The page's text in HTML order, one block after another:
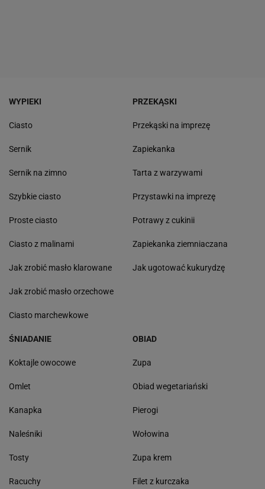
WYPIEKI
Ciasto
Sernik
Sernik na zimno
Szybkie ciasto
Proste ciasto
Ciasto z malinami
Jak zrobić masło klarowane
Jak zrobić masło orzechowe
Ciasto marchewkowe
PRZEKĄSKI
Przekąski na imprezę
Zapiekanka
Tarta z warzywami
Przystawki na imprezę
Potrawy z cukinii
Zapiekanka ziemniaczana
Jak ugotować kukurydzę
ŚNIADANIE
Koktajle owocowe
Omlet
Kanapka
Naleśniki
Tosty
Racuchy
OBIAD
Zupa
Obiad wegetariański
Pierogi
Wołowina
Zupa krem
Filet z kurczaka